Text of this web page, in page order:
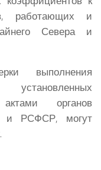
работающих и
Севера и
выполнения
органов
и РСФСР, могут